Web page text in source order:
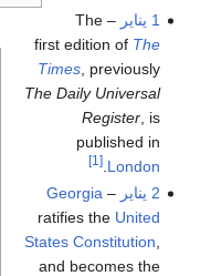
1 يناير
– The
first edition of The
Times, previously
The Daily Universal
Register, is
published in
London
.
[1]
2 يناير –
Georgia
ratifies the United
States Constitution
and becomes the